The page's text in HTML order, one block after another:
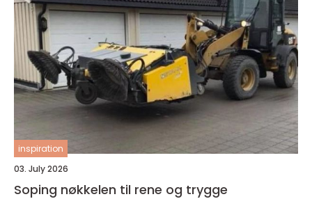
inspiration
03. July 2026
Soping nøkkelen til rene og trygge